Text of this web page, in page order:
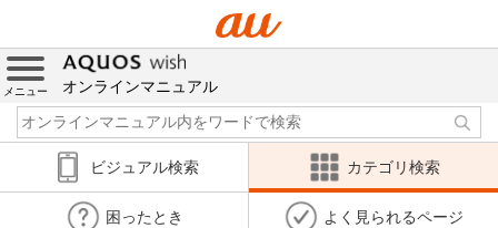
メニュー オンラインマニュアル
ビジュアル検索 カテゴリ検索
困ったとき よく見られるページ